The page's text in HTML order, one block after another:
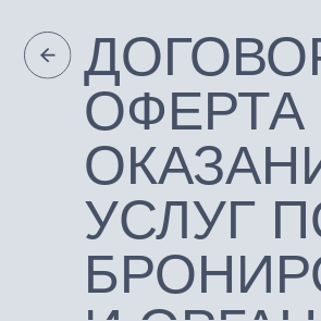
ДОГОВОР-
ОФЕРТА НА
ОКАЗАНИЕ
УСЛУГ ПО
И